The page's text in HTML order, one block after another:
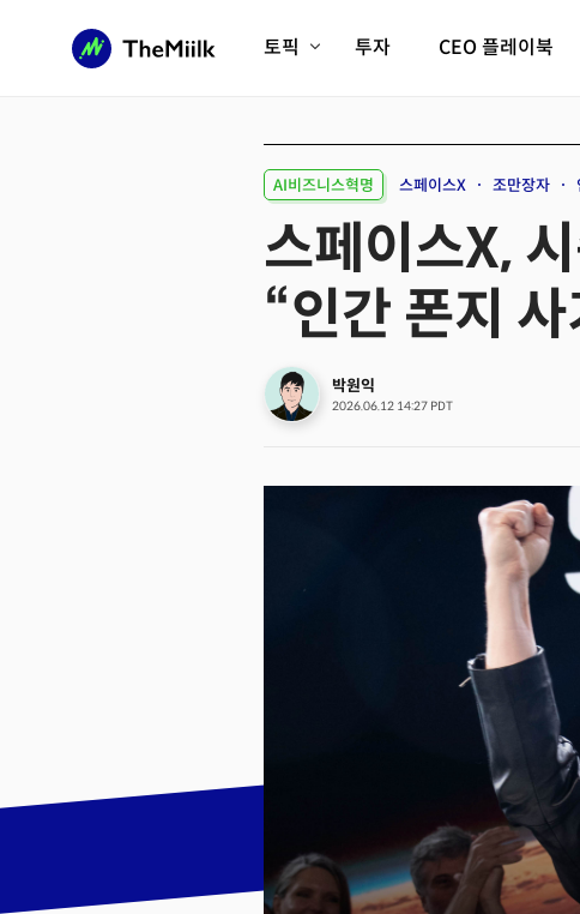
토픽
피지컬AI/로봇
AX비즈니스혁명
디지털자산
미래 교육/직업
전체 기사 보기
투자 CEO 플레이북
AI비즈니스혁명 스페이스X 조만장자
스페이스X,
“인간 폰지
박원익
2026.06.12 14:27 PDT